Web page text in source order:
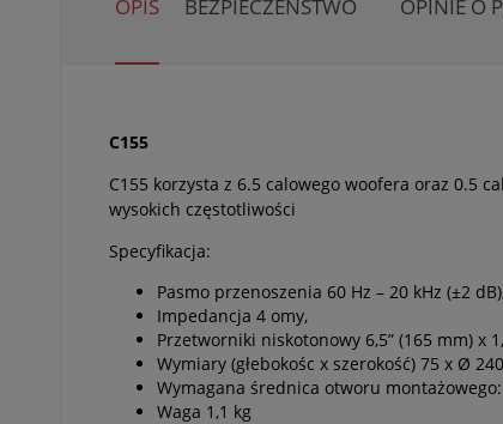
OPIS BEZPIECZEŃSTWO OPINIE O
C155
C155 korzysta z 6.5 calowego woofera oraz 0.5
wysokich częstotliwości
Specyfikacja:
Pasmo przenoszenia 60 Hz – 20 kHz (±2
Impedancja 4 omy,
Przetworniki niskotonowy 6,5” (165 mm) x
Wymiary (głebokośc x szerokość) 75 x Ø
Wymagana średnica otworu
Waga 1,1 kg